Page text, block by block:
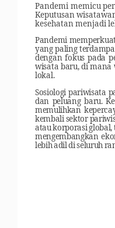
Pandemi memicu
Keputusan
kesehatan menjadi
Pandemi
yang paling
dengan fokus pada
wisata baru, di
lokal.
Sosiologi pariwisata
dan peluang baru.
memulihkan
kembali sektor
atau korporasi
mengembangkan
lebih adil di seluruh